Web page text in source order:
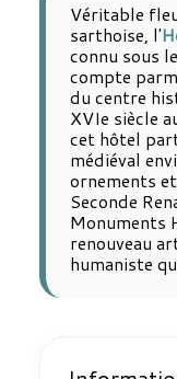
Véritable
sarthoise, l'
connu sous
compte
du centre
XVIe siècle
cet hôtel
médiéval
ornements
Seconde
Monuments
renouveau
humaniste